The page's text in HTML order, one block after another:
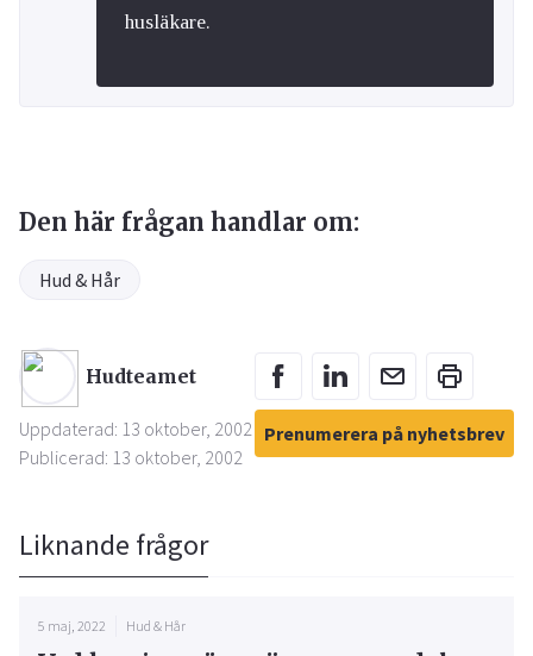
husläkare.
Den här frågan handlar om:
Hud & Hår
Hudteamet
Uppdaterad: 13 oktober, 2002
Publicerad: 13 oktober, 2002
Prenumerera på nyhetsbrev
Liknande frågor
5 maj, 2022 Hud & Hår